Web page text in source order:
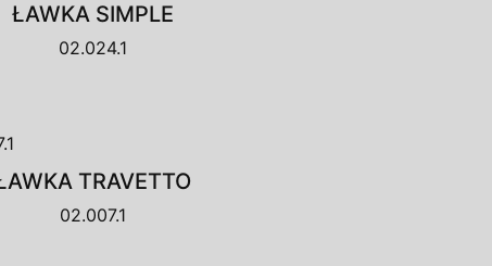
ŁAWKA SIMPLE
02.024.1
TRAVETTO
02.007.1